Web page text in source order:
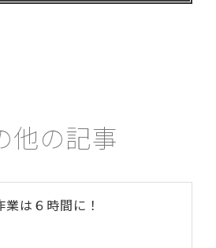
他の記事
は６時間に！